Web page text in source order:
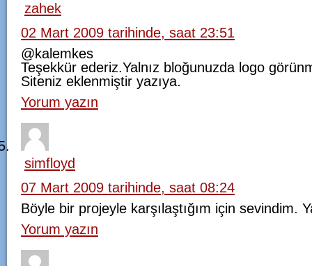
zahek
02 Mart 2009 tarihinde, saat 23:51
@kalemkes
Teşekkür ederiz.Yalnız bloğunuzda logo
Siteniz eklenmiştir yazıya.
Yorum yazın
simfloyd
07 Mart 2009 tarihinde, saat 08:24
Böyle bir projeyle karşılaştığım için sevindim.
Yorum yazın